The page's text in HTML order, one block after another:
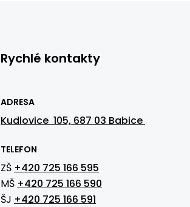
Rychlé kontakty
ADRESA
Kudlovice 105, 687 03 Babice
TELEFON
ZŠ +420 725 166 595
MŠ +420 725 166 590
ŠJ +420 725 166 591